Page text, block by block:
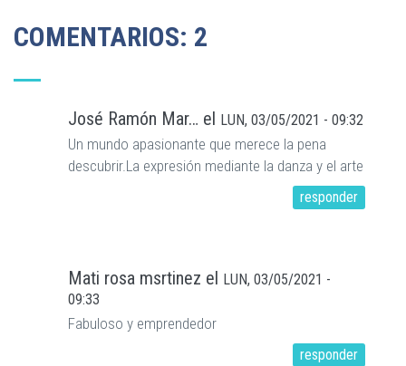
COMENTARIOS: 2
José Ramón Mar… el LUN, 03/05/2021 - 09:32
Un mundo apasionante que merece la pena
descubrir.La expresión mediante la danza y el arte
responder
Mati rosa msrtinez el LUN, 03/05/2021 -
09:33
Fabuloso y emprendedor
responder